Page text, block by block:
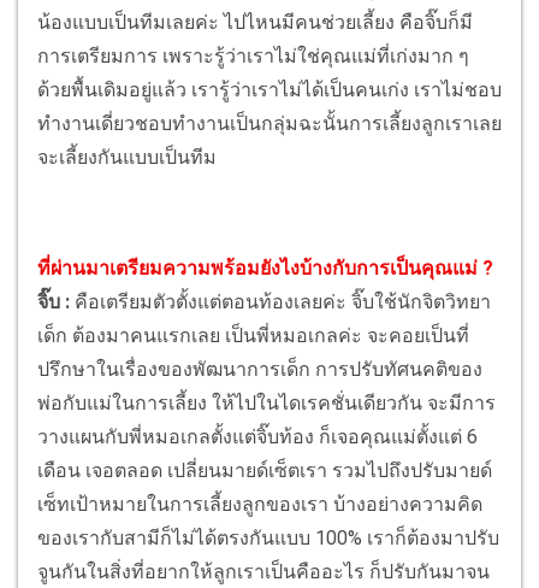
น้องแบบเป็นทีมเลยค่ะ ไปไหนมีคนช่วยเลี้ยง คือจิ๊บก็มี
การเตรียมการ เพราะรู้ว่าเราไม่ใช่คุณแม่ที่เก่งมาก ๆ
ด้วยพื้นเดิมอยู่แล้ว เรารู้ว่าเราไม่ได้เป็นคนเก่ง เราไม่ชอบ
ทำงานเดี่ยวชอบทำงานเป็นกลุ่มฉะนั้นการเลี้ยงลูกเราเลย
จะเลี้ยงกันแบบเป็นทีม
ที่ผ่านมาเตรียมความพร้อมยังไงบ้างกับการเป็นคุณแม่ ?
จิ๊บ : คือเตรียมตัวตั้งแต่ตอนท้องเลยค่ะ จิ๊บใช้นักจิตวิทยา
เด็ก ต้องมาคนแรกเลย เป็นพี่หมอเกลค่ะ จะคอยเป็นที่
ปรึกษาในเรื่องของพัฒนาการเด็ก การปรับทัศนคติของ
พ่อกับแม่ในการเลี้ยง ให้ไปในไดเรคชั่นเดียวกัน จะมีการ
วางแผนกับพี่หมอเกลตั้งแต่จิ๊บท้อง ก็เจอคุณแม่ตั้งแต่ 6
เดือน เจอตลอด เปลี่ยนมายด์เซ็ตเรา รวมไปถึงปรับมายด์
เซ็ทเป้าหมายในการเลี้ยงลูกของเรา บ้างอย่างความคิด
ของเรากับสามีก็ไม่ได้ตรงกันแบบ 100% เราก็ต้องมาปรับ
จูนกันในสิ่งที่อยากให้ลูกเราเป็นคืออะไร ก็ปรับกันมาจน